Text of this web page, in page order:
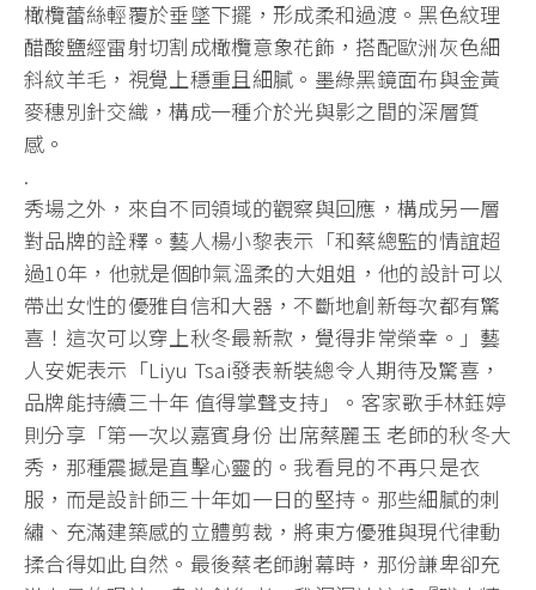
橄欖蕾絲輕覆於垂墜下擺，形成柔和過渡。黑色紋理
醋酸鹽經雷射切割成橄欖意象花飾，搭配歐洲灰色細
斜紋羊毛，視覺上穩重且細膩。墨綠黑鏡面布與金黃
麥穗別針交織，構成一種介於光與影之間的深層質
感。
.
秀場之外，來自不同領域的觀察與回應，構成另一層
對品牌的詮釋。藝人楊小黎表示「和蔡總監的情誼超
過10年，他就是個帥氣溫柔的大姐姐，他的設計可以
帶出女性的優雅自信和大器，不斷地創新每次都有驚
喜！這次可以穿上秋冬最新款，覺得非常榮幸。」藝
人安妮表示「Liyu Tsai發表新裝總令人期待及驚喜，
品牌能持續三十年 值得掌聲支持」。客家歌手林鈺婷
則分享「第一次以嘉賓身份 出席蔡麗玉 老師的秋冬大
秀，那種震撼是直擊心靈的。我看見的不再只是衣
服，而是設計師三十年如一日的堅持。那些細膩的刺
繡、充滿建築感的立體剪裁，將東方優雅與現代律動
揉合得如此自然。最後蔡老師謝幕時，那份謙卑卻充